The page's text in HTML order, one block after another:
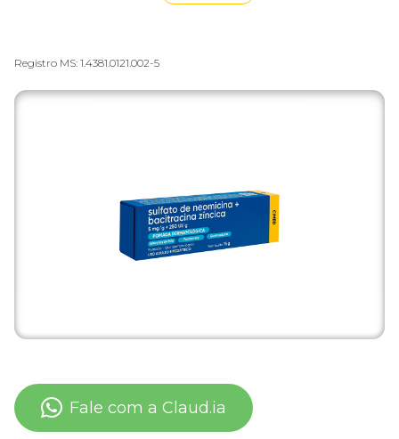
Registro MS: 1.4381.0121.002-5
Fale com a Claud.ia